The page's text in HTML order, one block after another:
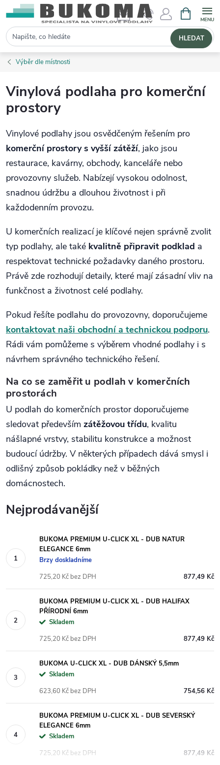
Hledat HLEDAT
Výběr dle místnosti
Vinylová podlaha pro komerční
prostory
Vinylové podlahy jsou osvědčeným řešením pro
komerční prostory s vyšší zátěží, jako jsou
restaurace, kavárny, obchody, kanceláře nebo
provozovny služeb. Nabízejí vysokou odolnost,
snadnou údržbu a dlouhou životnost i při
každodenním provozu.
U komerčních realizací je klíčové nejen správně zvolit
typ podlahy, ale také kvalitně připravit podklad a
respektovat technické požadavky daného prostoru.
Právě zde rozhodují detaily, které mají zásadní vliv na
funkčnost a životnost celé podlahy.
Pokud řešíte podlahu do provozovny, doporučujeme
kontaktovat naši obchodní a technickou podporu.
Rádi vám pomůžeme s výběrem vhodné podlahy i s
návrhem správného technického řešení.
Na co se zaměřit u podlah v komerčních
prostorách
U podlah do komerčních prostor doporučujeme
sledovat především zátěžovou třídu, kvalitu
nášlapné vrstvy, stabilitu konstrukce a možnost
budoucí údržby. V některých případech dává smysl i
odlišný způsob pokládky než v běžných
domácnostech.
Nejprodávanější
BUKOMA PREMIUM U-CLICK XL - DUB NATUR
ELEGANCE 6mm
Brzy doskladníme
877,49 Kč
725,20 Kč bez DPH
BUKOMA PREMIUM U-CLICK XL - DUB HALIFAX
PŘÍRODNÍ 6mm
Skladem
877,49 Kč
725,20 Kč bez DPH
BUKOMA U-CLICK XL - DUB DÁNSKÝ 5,5mm
Skladem
754,56 Kč
623,60 Kč bez DPH
BUKOMA PREMIUM U-CLICK XL - DUB SEVERSKÝ
ELEGANCE 6mm
Skladem
877,49 Kč
725,20 Kč bez DPH